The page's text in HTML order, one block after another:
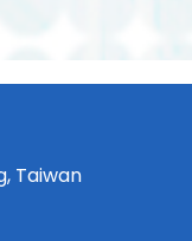
Taiwan